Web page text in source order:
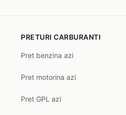
PRETURI CARBURANTI
Pret benzina azi
Pret motorina azi
Pret GPL azi